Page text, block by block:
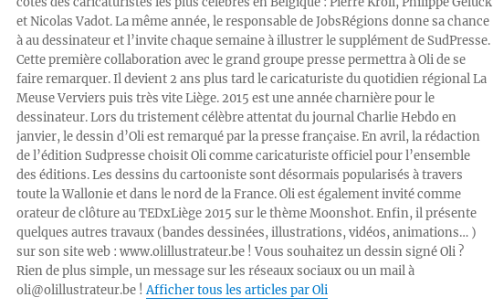
et Nicolas Vadot. La même année, le responsable de JobsRégions donne sa chance
à au dessinateur et l’invite chaque semaine à illustrer le supplément de SudPresse.
Cette première collaboration avec le grand groupe presse permettra à Oli de se
faire remarquer. Il devient 2 ans plus tard le caricaturiste du quotidien régional La
Meuse Verviers puis très vite Liège. 2015 est une année charnière pour le
dessinateur. Lors du tristement célèbre attentat du journal Charlie Hebdo en
janvier, le dessin d’Oli est remarqué par la presse française. En avril, la rédaction
de l’édition Sudpresse choisit Oli comme caricaturiste officiel pour l’ensemble
des éditions. Les dessins du cartooniste sont désormais popularisés à travers
toute la Wallonie et dans le nord de la France. Oli est également invité comme
orateur de clôture au TEDxLiège 2015 sur le thème Moonshot. Enfin, il présente
quelques autres travaux (bandes dessinées, illustrations, vidéos, animations… )
sur son site web : www.olillustrateur.be ! Vous souhaitez un dessin signé Oli ?
Rien de plus simple, un message sur les réseaux sociaux ou un mail à
oli@olillustrateur.be !Afficher tous les articles par Oli